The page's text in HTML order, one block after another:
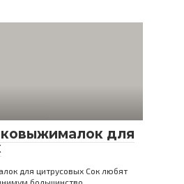
для
для цитрусовых Сок любят
большинство